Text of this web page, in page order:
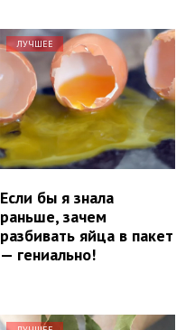
ЛУЧШЕЕ
Если бы я знала
раньше, зачем
разбивать яйца в пакет
— гениально!